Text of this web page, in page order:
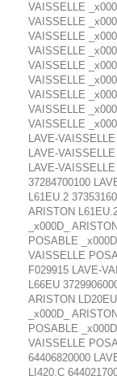
VAISSELLE
VAISSELLE
VAISSELLE
VAISSELLE
VAISSELLE
VAISSELLE
VAISSELLE
VAISSELLE
VAISSELLE
LAVE-
LAVE-
LAVE-
37284700100
L61EU.2
ARISTON
_x000D_
POSABLE
VAISSELLE
F029915 LAVE-
L66EU
ARISTON
_x000D_
POSABLE
VAISSELLE
64406820000
LI420.C